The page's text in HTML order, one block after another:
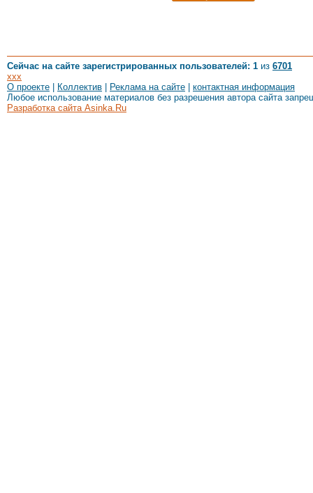
Сейчас на сайте зарегистрированных пользователей: 1 из 6701
xxx
О проекте
Коллектив Реклама на сайте
контактная информация
Любое использование материалов без разрешения автора сайта
Разработка сайта Asinka.Ru